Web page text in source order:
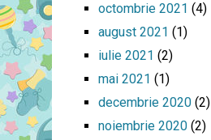
octombrie 2021 (4)
august 2021 (1)
iulie 2021 (2)
mai 2021 (1)
decembrie 2020(2)
noiembrie 2020(2)